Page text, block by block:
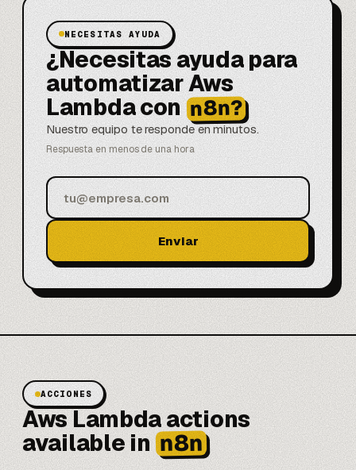
NECESITAS AYUDA
¿Necesitas ayuda para
automatizar Aws
Lambda con n8n?
Nuestro equipo te responde en minutos.
Respuesta en menos de una hora
Enviar
ACCIONES
Aws Lambda actions
available in n8n